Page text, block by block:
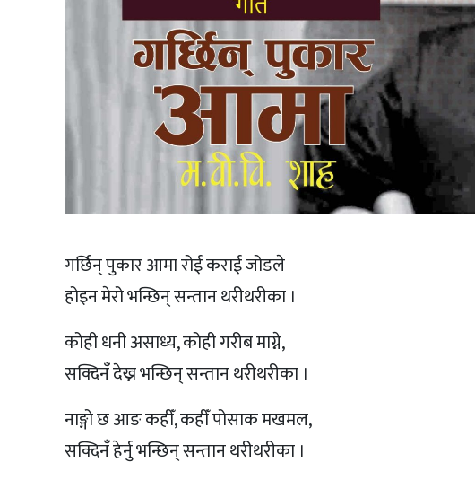
गर्छिन् पुकार आमा रोई कराई जोडले
होइन मेरो भन्छिन् सन्तान थरीथरीका ।
कोही धनी असाध्य, कोही गरीब माग्ने,
सक्दिनँ देख्न भन्छिन् सन्तान थरीथरीका ।
नाङ्गो छ आङ कहीँ, कहीँ पोसाक मखमल,
सक्दिनँ हेर्नु भन्छिन् सन्तान थरीथरीका ।